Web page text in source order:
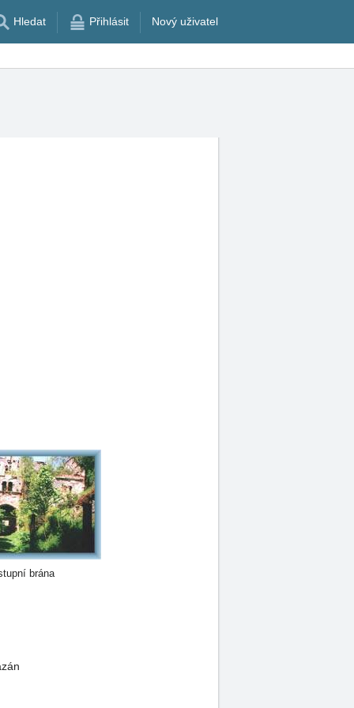
Hledat Přihlásit Nový uživatel
brána